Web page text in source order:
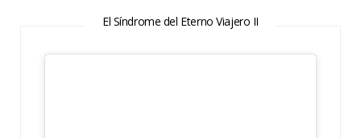
El Síndrome del Eterno Viajero II